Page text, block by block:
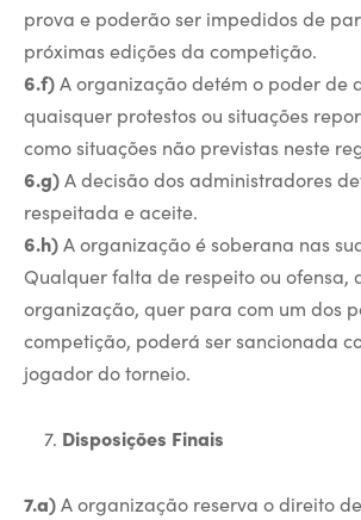
prova e poderão ser impedidos de
próximas edições da competição.
6.f)A organização detém o poder de
quaisquer protestos ou situações
como situações não previstas neste
6.g)A decisão dos administradores
respeitada e aceite.
6.h)A organização é soberana nas
Qualquer falta de respeito ou ofensa,
organização, quer para com um dos
competição, poderá ser sancionada
jogador do torneio.
Disposições Finais
7.a)A organização reserva o direito